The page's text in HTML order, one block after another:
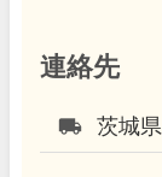
連絡先
local_shipping 茨城県